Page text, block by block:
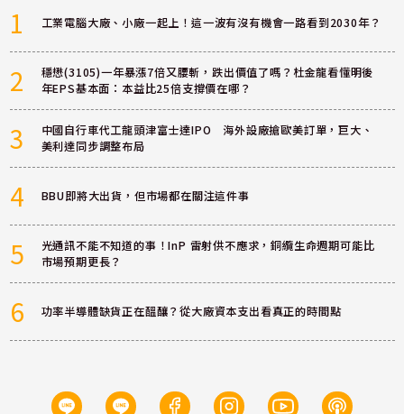
1 工業電腦大廠、小廠一起上！這一波有沒有機會一路看到2030年？
2
穩懋(3105)一年暴漲7倍又腰斬，跌出價值了嗎？杜金龍看懂明後
年EPS基本面：本益比25倍支撐價在哪？
3
中國自行車代工龍頭津富士達IPO 海外設廠搶歐美訂單，巨大、
美利達同步調整布局
4 BBU即將大出貨，但市場都在關注這件事
5
光通訊不能不知道的事！InP 雷射供不應求，銅纜生命週期可能比
市場預期更長？
6 功率半導體缺貨正在醞釀？從大廠資本支出看真正的時間點